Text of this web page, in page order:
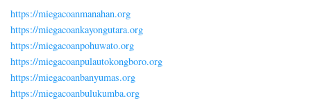
https://miegacoanmanahan.org
https://miegacoankayongutara.org
https://miegacoanpohuwato.org
https://miegacoanpulautokongboro.org
https://miegacoanbanyumas.org
https://miegacoanbulukumba.org